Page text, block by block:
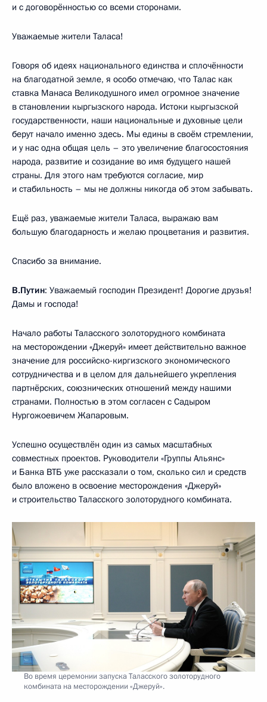
и с договорённостью со всеми сторонами.
Уважаемые жители Таласа!
Говоря об идеях национального единства и сплочённости
на благодатной земле, я особо отмечаю, что Талас как
ставка Манаса Великодушного имел огромное значение
в становлении кыргызского народа. Истоки кыргызской
государственности, наши национальные и духовные цели
берут начало именно здесь. Мы едины в своём стремлении,
и у нас одна общая цель – это увеличение благосостояния
народа, развитие и созидание во имя будущего нашей
страны. Для этого нам требуются согласие, мир
и стабильность – мы не должны никогда об этом забывать.
Ещё раз, уважаемые жители Таласа, выражаю вам
большую благодарность и желаю процветания и развития.
Спасибо за внимание.
В.Путин: Уважаемый господин Президент! Дорогие друзья!
Дамы и господа!
Начало работы Таласского золоторудного комбината
на месторождении «Джеруй» имеет действительно важное
значение для российско-киргизского экономического
сотрудничества и в целом для дальнейшего укрепления
партнёрских, союзнических отношений между нашими
странами. Полностью в этом согласен с Садыром
Нургожоевичем Жапаровым.
Успешно осуществлён один из самых масштабных
совместных проектов. Руководители «Группы Альянс»
и Банка ВТБ уже рассказали о том, сколько сил и средств
было вложено в освоение месторождения «Джеруй»
и строительство Таласского золоторудного комбината.
Во время церемонии запуска Таласского золоторудного
комбината на месторождении «Джеруй».